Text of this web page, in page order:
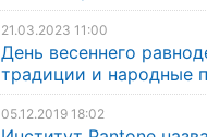
21.03.2023 11:00
День весеннего
традиции и народные
05.12.2019 18:02